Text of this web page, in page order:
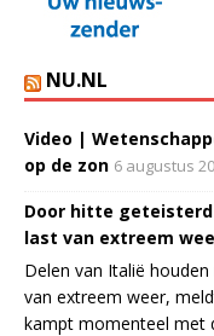
NU.NL
Video |
op de zon 6 augustus
Door hitte
last van extreem
Delen van Italië
van extreem weer,
kampt momenteel met